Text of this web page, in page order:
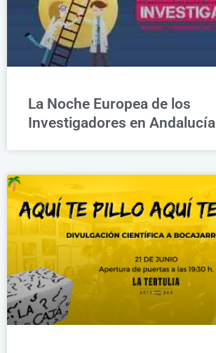
La Noche Europea de los
Investigadores en Andalucía